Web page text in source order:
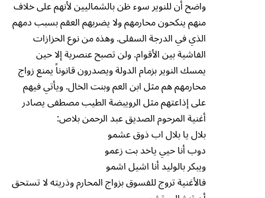
واضح أن للنوير سوء ظن بالشماليين لأنهم على خلاف
منهم ينكحون محارمهم ولا يضربهم العقم بسبب دمهم
الذي في الدرجة السفلى. وهذه من نوع الحزازات
الفاشية بين الأقوام. ولن تصبح عنصرية إلا حين
يمسك النوير بزمام الدولة ويصدرون قانوناً يمنع زواج
محارمهم هم مثل ابن العم وبنت الخال. ويأتي فيهم
على إذاعتهم مثل الرويبضة الطيب مصطفى يصادر
أغنية المرحوم الصديق عبد الرحمن بلاص:
بلال يا بلال اب ذوق عشمو
دوب أنا حيي ياخد بت زعمو
ويبكر بالوليد أنا اشيل اشمو
فالأغنية تروج للفسوق بزواج المحارم وذريته لا تستحق